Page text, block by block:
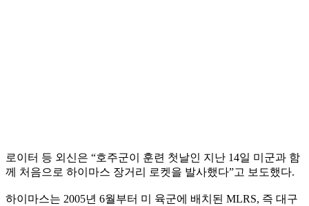
로이터 등 외신은 “호주군이 훈련 첫날인 지난 14일 미군과 함
께 처음으로 하이마스 장거리 로켓을 발사했다”고 보도했다.
하이마스는 2005년 6월부터 미 육군에 배치된 MLRS, 즉 대구